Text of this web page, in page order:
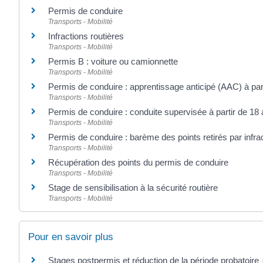
Permis de conduire
Transports - Mobilité
Infractions routières
Transports - Mobilité
Permis B : voiture ou camionnette
Transports - Mobilité
Permis de conduire : apprentissage anticipé (AAC) à
Transports - Mobilité
Permis de conduire : conduite supervisée à partir de 18
Transports - Mobilité
Permis de conduire : barème des points retirés par
Transports - Mobilité
Récupération des points du permis de conduire
Transports - Mobilité
Stage de sensibilisation à la sécurité routière
Transports - Mobilité
Pour en savoir plus
Stages postpermis et réduction de la période probatoire